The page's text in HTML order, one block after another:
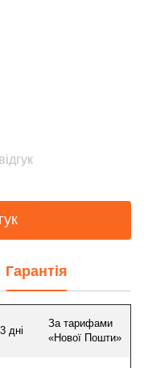
Гарантія
дні
За тарифами
«Нової Пошти»